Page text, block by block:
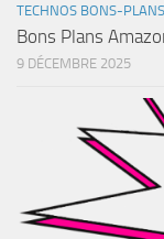
TECHNOS BONS-PLANS
Bons Plans
9 DÉCEMBRE 2025